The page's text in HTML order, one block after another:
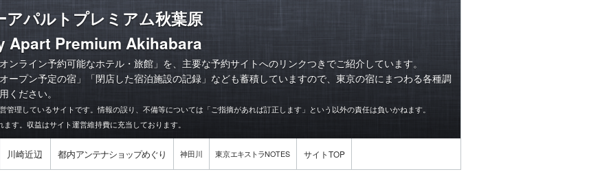
アパルトプレミアム秋葉原
Apart Premium Akihabara
ンライン予約可能なホテル・旅館」を、主要な予約サイトへのリンクつきでご紹介しています。
ープン予定の宿」「閉店した宿泊施設の記録」なども蓄積していますので、東京の宿にまつわる各種調
ください。
管理しているサイトです。情報の誤り、不備等については「ご指摘があれば訂正します」という以外の責任は負いかねます。
す。収益はサイト運営維持費に充当しております。
川崎近辺 都内アンテナショップめぐり 神田川 東京エキストラNOTES サイトTOP